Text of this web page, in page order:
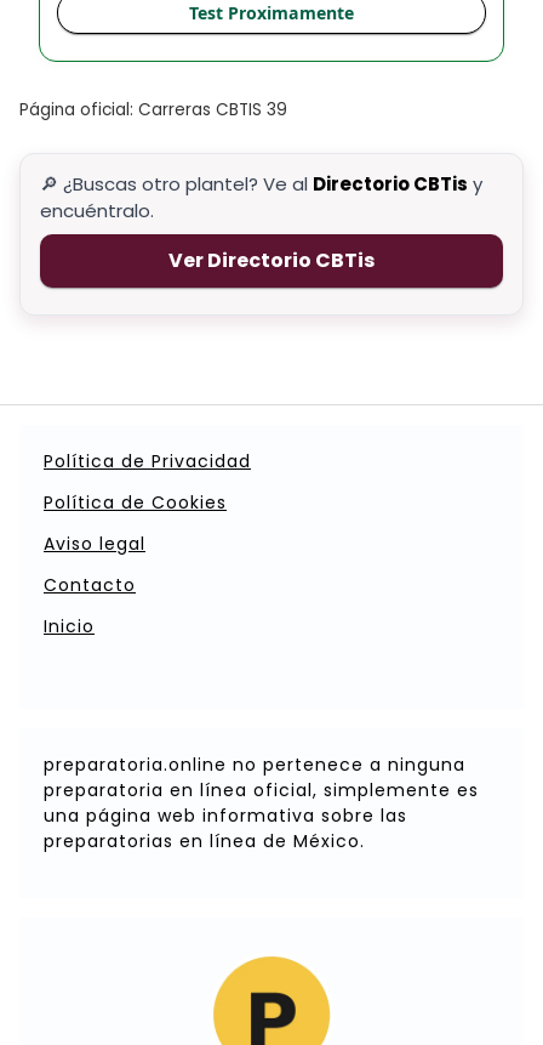
Test Proximamente
Página oficial: Carreras CBTIS 39
🔎 ¿Buscas otro plantel? Ve al Directorio CBTis y
encuéntralo.
Ver Directorio CBTis
Política de Privacidad
Política de Cookies
Aviso legal
Contacto
Inicio
preparatoria.online no pertenece a ninguna
preparatoria en línea oficial, simplemente es
una página web informativa sobre las
preparatorias en línea de México.